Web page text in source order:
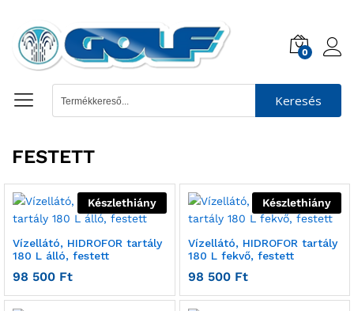
0
Keresés
FESTETT
Készlethiány
Vízellátó, HIDROFOR tartály
180 L álló, festett
98 500 Ft
Készlethiány
Vízellátó, HIDROFOR tartály
180 L fekvő, festett
98 500 Ft